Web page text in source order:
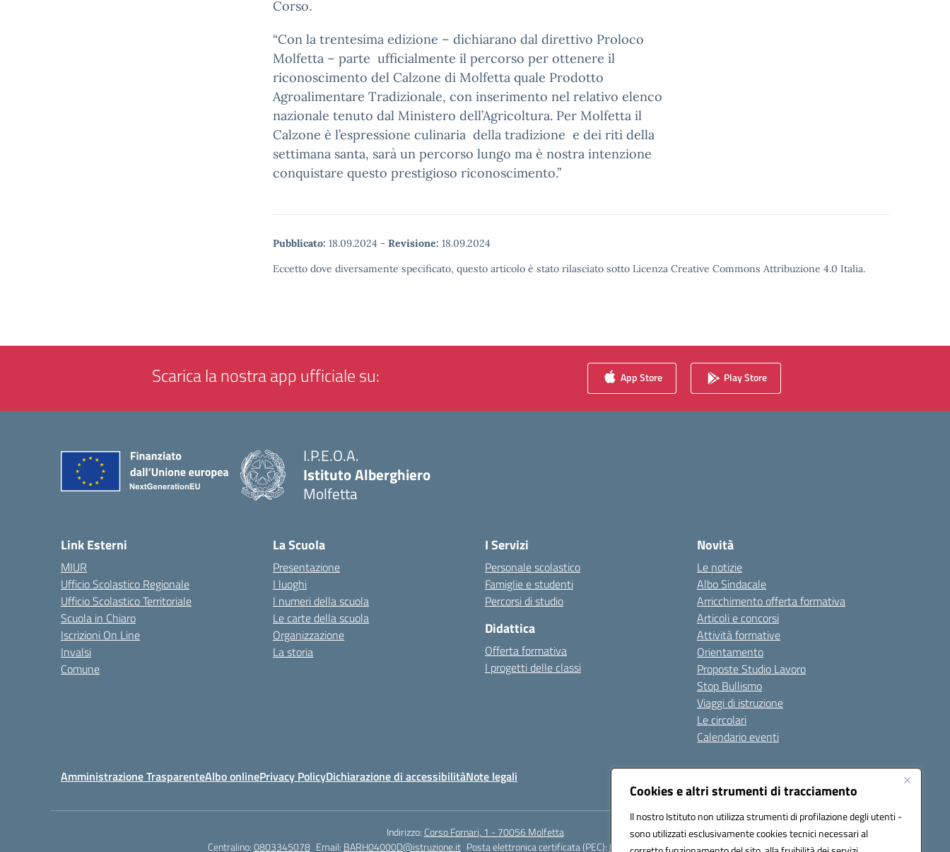
Cookies e altri strumenti di tracciamento
Il nostro Istituto non utilizza strumenti di profilazione degli utenti -
sono utilizzati esclusivamente cookies tecnici necessari al
Corso.
“Con la trentesima edizione – dichiarano dal direttivo Proloco
Molfetta – parte ufficialmente il percorso per ottenere il
riconoscimento del Calzone di Molfetta quale Prodotto
Agroalimentare Tradizionale, con inserimento nel relativo elenco
nazionale tenuto dal Ministero dell’Agricoltura. Per Molfetta il
Calzone è l’espressione culinaria della tradizione e dei riti della
settimana santa, sarà un percorso lungo ma è nostra intenzione
conquistare questo prestigioso riconoscimento.”
Pubblicato: 18.09.2024 - Revisione: 18.09.2024
Eccetto dove diversamente specificato, questo articolo è stato rilasciato sotto Licenza Creative Commons Attribuzione 4.0 Italia.
Scarica la nostra app ufficiale su: App Store Play Store
I.P.E.O.A.
Istituto Alberghiero
Molfetta
Link Esterni
MIUR
Ufficio Scolastico Regionale
Ufficio Scolastico Territoriale
Scuola in Chiaro
Iscrizioni On Line
Invalsi
Comune
La Scuola
Presentazione
I luoghi
I numeri della scuola
Le carte della scuola
Organizzazione
La storia
I Servizi
Personale scolastico
Famiglie e studenti
Percorsi di studio
Didattica
Offerta formativa
I progetti delle classi
Novità
Le notizie
Albo Sindacale
Arricchimento offerta formativa
Articoli e concorsi
Attività formative
Orientamento
Proposte Studio Lavoro
Stop Bullismo
Viaggi di istruzione
Le circolari
Calendario eventi
Amministrazione TrasparenteAlbo onlinePrivacy PolicyDichiarazione di accessibilitàNote legali Seguici su:
Indirizzo: Corso Fornari, 1 - 70056 Molfetta
Centralino:0803345078 Email: BARH04000D@istruzione.it Posta elettronica certificata (PEC): BARH04000D@pec.istruzione.it